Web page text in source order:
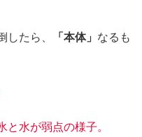
したら、 「本体」 なるも
と水が弱点の様子。